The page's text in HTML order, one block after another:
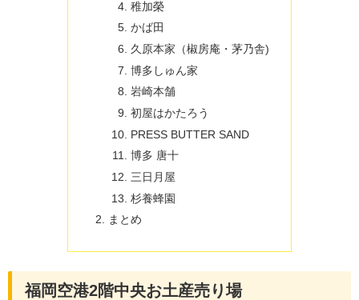
稚加榮
かば田
久原本家（椒房庵・茅乃舎)
博多しゅん家
岩崎本舗
初屋はかたろう
PRESS BUTTER SAND
博多 唐十
三日月屋
杉養蜂園
まとめ
福岡空港2階中央お土産売り場